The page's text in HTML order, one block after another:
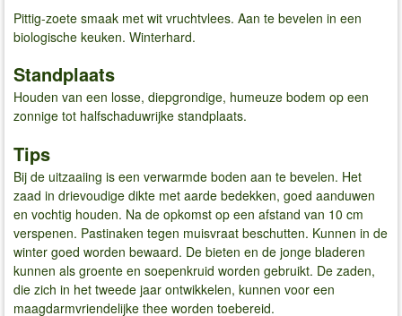
Pittig-zoete smaak met wit vruchtvlees. Aan te bevelen in een
biologische keuken. Winterhard.
Standplaats
Houden van een losse, diepgrondige, humeuze bodem op een
zonnige tot halfschaduwrijke standplaats.
Tips
Bij de uitzaaiing is een verwarmde boden aan te bevelen. Het
zaad in drievoudige dikte met aarde bedekken, goed aanduwen
en vochtig houden. Na de opkomst op een afstand van 10 cm
verspenen. Pastinaken tegen muisvraat beschutten. Kunnen in de
winter goed worden bewaard. De bieten en de jonge bladeren
kunnen als groente en soepenkruid worden gebruikt. De zaden,
die zich in het tweede jaar ontwikkelen, kunnen voor een
maagdarmvriendelijke thee worden toebereid.